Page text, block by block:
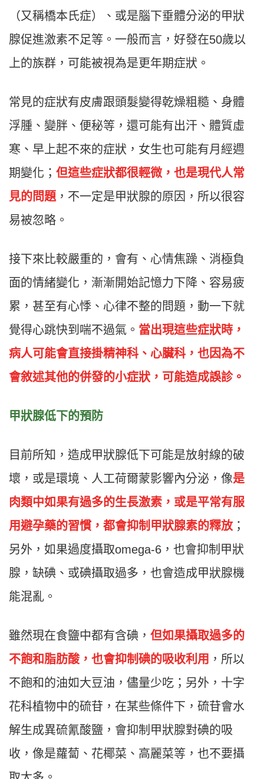
（又稱橋本氏症）、或是腦下垂體分泌的甲狀
腺促進激素不足等。一般而言，好發在50歲以
上的族群，可能被視為是更年期症狀。
常見的症狀有皮膚跟頭髮變得乾燥粗糙、身體
浮腫、變胖、便秘等，還可能有出汗、體質虛
寒、早上起不來的症狀，女生也可能有月經週
期變化； 但這些症狀都很輕微，也是現代人常
見的問題 ，不一定是甲狀腺的原因，所以很容
易被忽略。
接下來比較嚴重的，會有、心情焦躁、消極負
面的情緒變化，漸漸開始記憶力下降、容易疲
累，甚至有心悸、心律不整的問題，動一下就
覺得心跳快到喘不過氣。 當出現這些症狀時，
病人可能會直接掛精神科、心臟科，也因為不
會敘述其他的併發的小症狀，可能造成誤診。
甲狀腺低下的預防
目前所知，造成甲狀腺低下可能是放射線的破
壞，或是環境、人工荷爾蒙影響內分泌，像是
肉類中如果有過多的生長激素，或是平常有服
用避孕藥的習慣，都會抑制甲狀腺素的釋放 ；
另外，如果過度攝取omega-6，也會抑制甲狀
腺，缺碘、或碘攝取過多，也會造成甲狀腺機
能混亂。
雖然現在食鹽中都有含碘， 但如果攝取過多的
不飽和脂肪酸，也會抑制碘的吸收利用 ，所以
不飽和的油如大豆油，儘量少吃；另外，十字
花科植物中的硫苷，在某些條件下，硫苷會水
解生成異硫氰酸鹽，會抑制甲狀腺對碘的吸
收，像是蘿蔔、花椰菜、高麗菜等，也不要攝